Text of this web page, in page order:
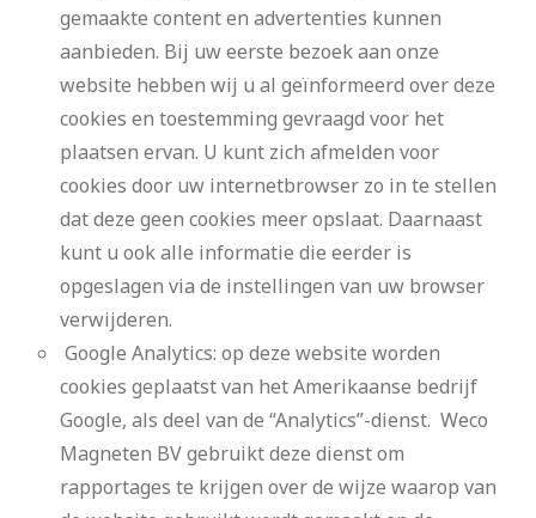
gemaakte content en advertenties kunnen
aanbieden. Bij uw eerste bezoek aan onze
website hebben wij u al geïnformeerd over deze
cookies en toestemming gevraagd voor het
plaatsen ervan. U kunt zich afmelden voor
cookies door uw internetbrowser zo in te stellen
dat deze geen cookies meer opslaat. Daarnaast
kunt u ook alle informatie die eerder is
opgeslagen via de instellingen van uw browser
verwijderen.
Google Analytics: op deze website worden
cookies geplaatst van het Amerikaanse bedrijf
Google, als deel van de “Analytics”-dienst. Weco
Magneten BV gebruikt deze dienst om
rapportages te krijgen over de wijze waarop van